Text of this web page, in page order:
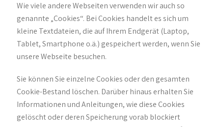
Wie viele andere Webseiten verwenden wir auch so
genannte „Cookies“. Bei Cookies handelt es sich um
kleine Textdateien, die auf Ihrem Endgerät (Laptop,
Tablet, Smartphone o.ä.) gespeichert werden, wenn Sie
unsere Webseite besuchen.
Sie können Sie einzelne Cookies oder den gesamten
Cookie-Bestand löschen. Darüber hinaus erhalten Sie
Informationen und Anleitungen, wie diese Cookies
gelöscht oder deren Speicherung vorab blockiert